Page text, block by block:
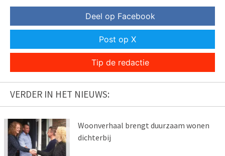
Deel op Facebook
Post op X
Tip de redactie
VERDER IN HET NIEUWS:
Woonverhaal brengt duurzaam wonen
dichterbij